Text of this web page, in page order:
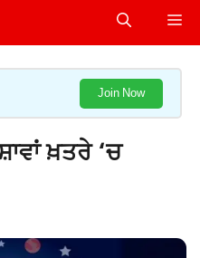
Join Now
ਖ਼ਤਰੇ ‘ਚ